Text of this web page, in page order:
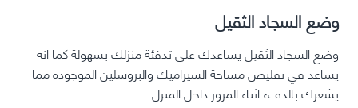
وضع السجاد الثقيل
وضع السجاد الثقيل يساعدك على تدفئة منزلك بسهولة كما انه
يساعد في تقليص مساحة السيراميك والبروسلين الموجودة مما
يشعرك بالدفء اثناء المرور داخل المنزل